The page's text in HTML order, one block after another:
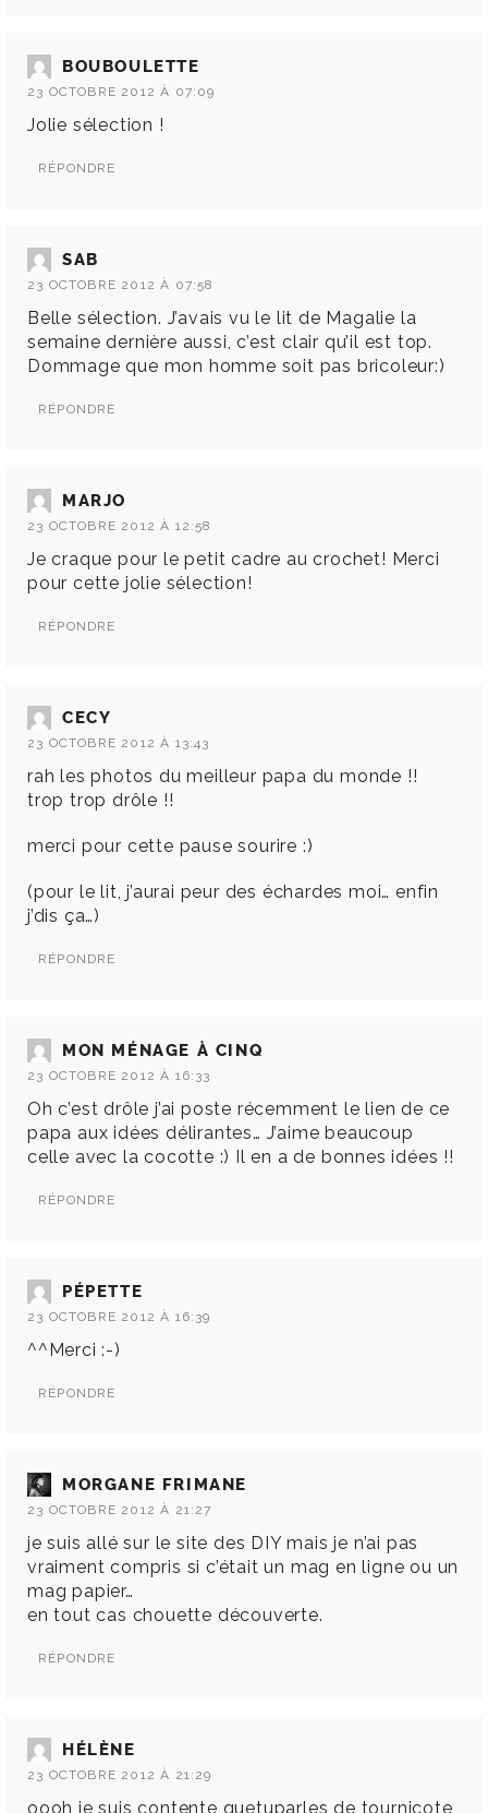
BOUBOULETTE
23 OCTOBRE 2012 À 07:09
Jolie sélection !
RÉPONDRE
SAB
23 OCTOBRE 2012 À 07:58
Belle sélection. J’avais vu le lit de Magalie la
semaine dernière aussi, c’est clair qu’il est top.
Dommage que mon homme soit pas bricoleur:)
RÉPONDRE
MARJO
23 OCTOBRE 2012 À 12:58
Je craque pour le petit cadre au crochet! Merci
pour cette jolie sélection!
RÉPONDRE
CECY
23 OCTOBRE 2012 À 13:43
rah les photos du meilleur papa du monde !!
trop trop drôle !!
merci pour cette pause sourire :)
(pour le lit, j’aurai peur des échardes moi… enfin
j’dis ça…)
RÉPONDRE
MON MÉNAGE À CINQ
23 OCTOBRE 2012 À 16:33
Oh c’est drôle j’ai poste récemment le lien de ce
papa aux idées délirantes… J’aime beaucoup
celle avec la cocotte :) Il en a de bonnes idées !!
RÉPONDRE
PÉPETTE
23 OCTOBRE 2012 À 16:39
^^Merci :-)
RÉPONDRE
MORGANE FRIMANE
23 OCTOBRE 2012 À 21:27
je suis allé sur le site des DIY mais je n’ai pas
vraiment compris si c’était un mag en ligne ou un
mag papier…
en tout cas chouette découverte.
RÉPONDRE
HÉLÈNE
23 OCTOBRE 2012 À 21:29
oooh je suis contente quetuparles de tournicote